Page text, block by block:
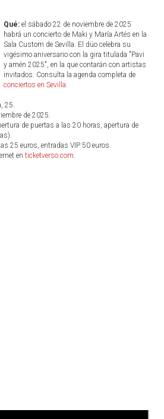
Qué:el sábado 22 de noviembre de 2025
habrá un concierto de Maki y María Artés en la
Sala Custom de Sevilla. El dúo celebra su
vigésimo aniversario con la gira titulada "Pavi
y amén 2025", en la que contarán con artistas
invitados. Consulta la agenda completa de
conciertos en Sevilla.
25.
de 2025.
de puertas a las 20 horas, apertura de
25 euros, entradas VIP 50 euros.
en ticketverso.com.